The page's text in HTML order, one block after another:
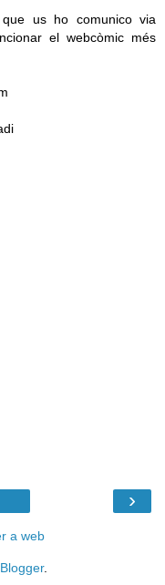
us ho comunico via
el webcòmic més
›
a web
Blogger.